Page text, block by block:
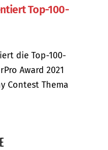
Top-100-
die Top-100-
Award 2021
Contest Thema